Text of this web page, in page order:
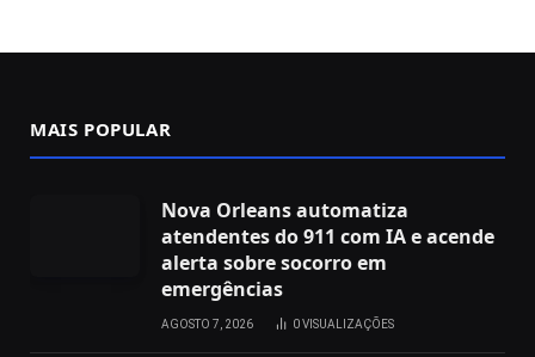
MAIS POPULAR
Nova Orleans automatiza
atendentes do 911 com IA e acende
alerta sobre socorro em
emergências
AGOSTO 7, 2026 0VISUALIZAÇÕES